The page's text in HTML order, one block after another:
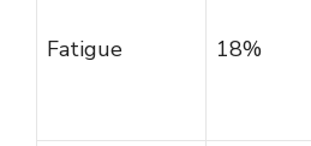
Fatigue 18%